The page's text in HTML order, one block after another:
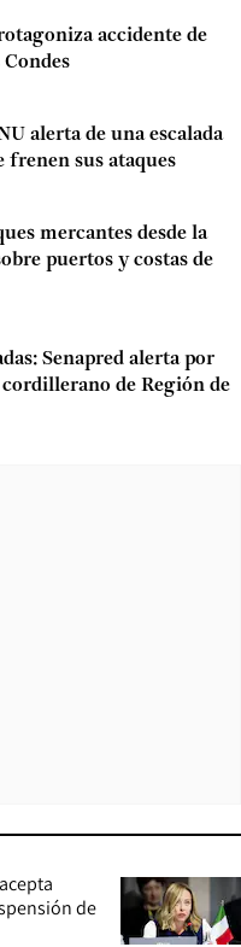
accidente de
alerta de una escalada
frenen sus ataques
mercantes desde la
puertos y costas de
Senapred alerta por
de Región de
de